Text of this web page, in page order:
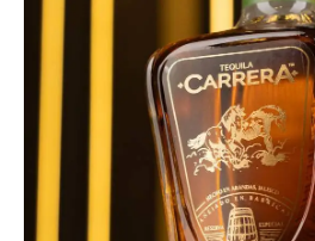
Итальянские вина
Французские вина
Испанские вина
Граппа
Водка
Саке
Пиво